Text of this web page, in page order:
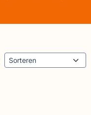
Sorteermethode